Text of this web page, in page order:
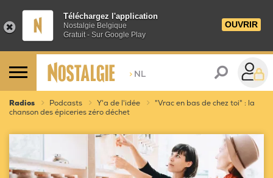
Téléchargez l'application
Nostalgie Belgique
Gratuit - Sur Google Play
OUVRIR
> NL
Radios Podcasts Y'a de l'idée
"Vrac en bas de chez toi" : la
chanson des épiceries zéro déchet